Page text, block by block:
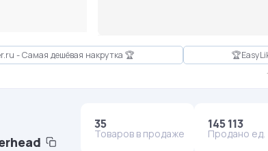
- Самая дешёвая накрутка 🏆
35
Товаров в продаже
145 113
Продано ед.